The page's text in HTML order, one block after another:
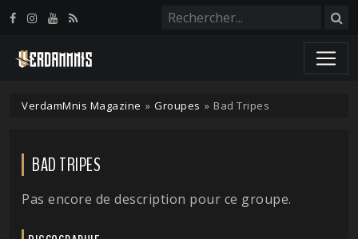
VerdamMnis Magazine » Groupes » Bad Tripes
BAD TRIPES
Pas encore de description pour ce groupe.
Panneau de gestion des cookies